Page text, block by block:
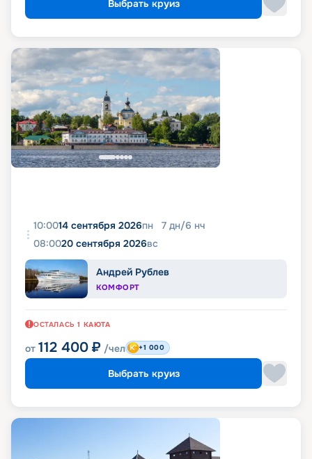
Выбрать круиз
10:0014 сентября 2026пн 7 дн/6 нч
08:0020 сентября 2026вс
Андрей Рублев
КОМФОРТ
ОСТАЛАСЬ 1 КАЮТА
от 112 400 ₽ /чел +1 000
Выбрать круиз